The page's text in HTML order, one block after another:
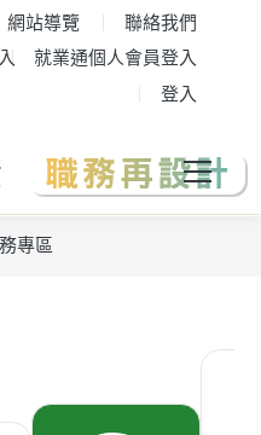
網站導覽
聯絡我們
就業通個人會員登入
登入
專區